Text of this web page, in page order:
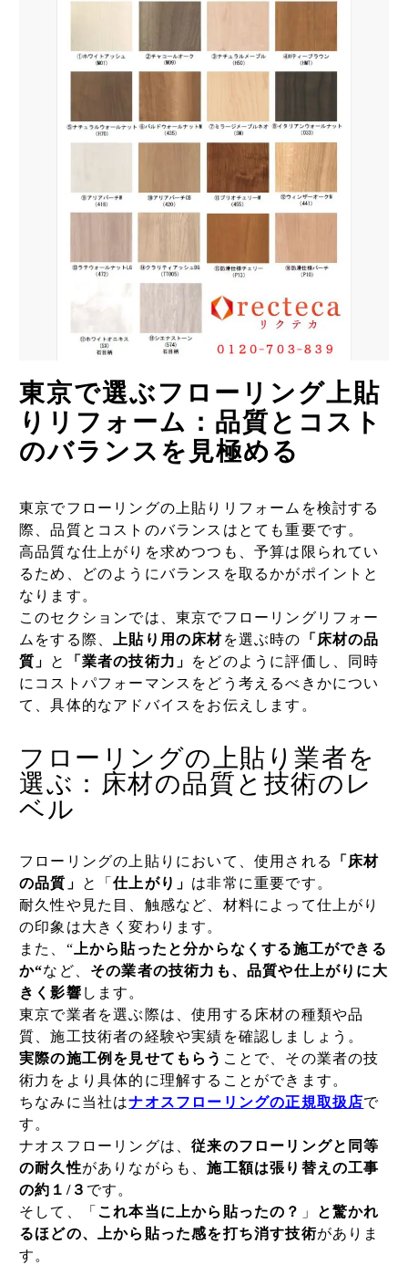
東京で選ぶフローリング上貼
りリフォーム：品質とコスト
のバランスを見極める
東京でフローリングの上貼りリフォームを検討する
際、品質とコストのバランスはとても重要です。
高品質な仕上がりを求めつつも、予算は限られてい
るため、どのようにバランスを取るかがポイントと
なります。
このセクションでは、東京でフローリングリフォー
ムをする際、
上貼り用の床材を選ぶ時の 「床材の品
質」 と 「業者の技術力」
をどのように評価し、同時
にコストパフォーマンスをどう考えるべきかについ
て、具体的なアドバイスをお伝えします。
フローリングの上貼り業者を
選ぶ：床材の品質と技術のレ
ベル
フローリングの上貼りにおいて、使用される
「床材
の品質」
と「仕上がり」 は非常に重要です。
耐久性や見た目、触感など、材料によって仕上がり
の印象は大きく変わります。
また、“ 上から貼ったと分からなくする施工ができる
か“など、 その業者の技術力も、品質や仕上がりに大
きく影響 します。
東京で業者を選ぶ際は、使用する床材の種類や品
質、施工技術者の経験や実績を確認しましょう。
実際の施工例を見せてもらう ことで、その業者の技
術力をより具体的に理解することができます。
ちなみに当社はナオスフローリングの正規取扱店で
す。
ナオスフローリングは、従来のフローリングと同等
の耐久性がありながらも、施工額は張り替えの工事
の約１/３ です。
そして、「 これ本当に上から貼ったの？ 」
と驚かれ
るほどの、上から貼った感を打ち消す技術がありま
す。